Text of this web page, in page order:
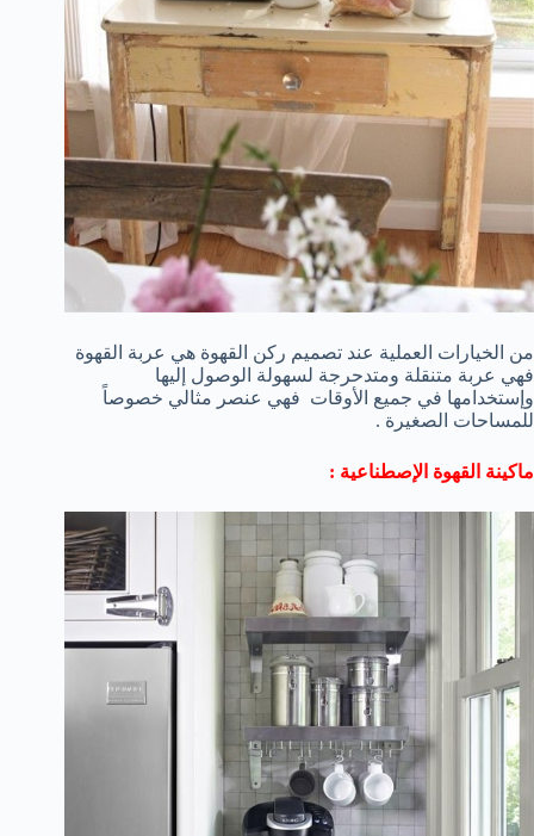
من الخيارات العملية عند تصميم ركن القهوة هي عربة القهوة
فهي عربة متنقلة ومتدحرجة لسهولة الوصول إليها
وإستخدامها في جميع الأوقات فهي عنصر مثالي خصوصاً
للمساحات الصغيرة .
ماكينة القهوة الإصطناعية :